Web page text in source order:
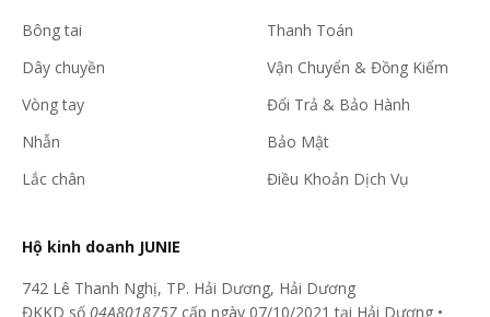
Bông tai
Dây chuyền
Vòng tay
Nhẫn
Lắc chân
Thanh Toán
Vận Chuyển & Đồng Kiểm
Đổi Trả & Bảo Hành
Bảo Mật
Điều Khoản Dịch Vụ
Hộ kinh doanh JUNIE
742 Lê Thanh Nghị, TP. Hải Dương, Hải Dương
ĐKKD số 04A8018757 cấp ngày 07/10/2021 tại Hải Dương •